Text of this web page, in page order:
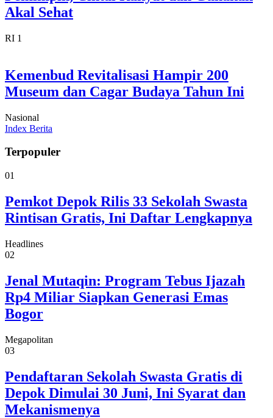
Akal Sehat
RI 1
Kemenbud Revitalisasi Hampir 200
Museum dan Cagar Budaya Tahun Ini
Nasional
Index Berita
Terpopuler
01
Pemkot Depok Rilis 33 Sekolah Swasta
Rintisan Gratis, Ini Daftar Lengkapnya
Headlines
02
Jenal Mutaqin: Program Tebus Ijazah
Rp4 Miliar Siapkan Generasi Emas
Bogor
Megapolitan
03
Pendaftaran Sekolah Swasta Gratis di
Depok Dimulai 30 Juni, Ini Syarat dan
Mekanismenya